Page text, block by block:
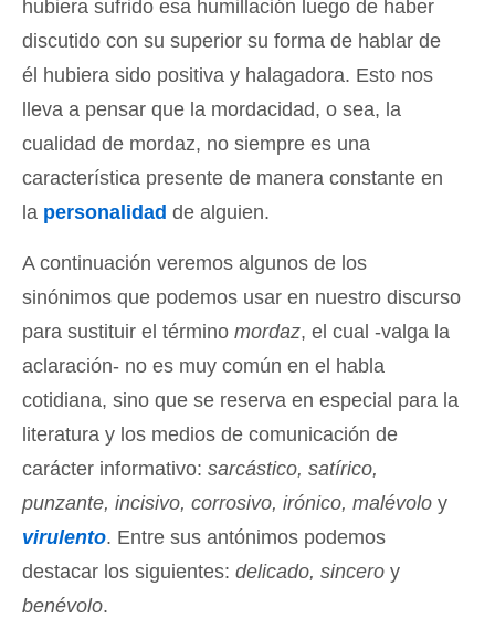
hubiera sufrido esa humillación luego de haber
discutido con su superior su forma de hablar de
él hubiera sido positiva y halagadora. Esto nos
lleva a pensar que la mordacidad, o sea, la
cualidad de mordaz, no siempre es una
característica presente de manera constante en
la personalidad de alguien.
A continuación veremos algunos de los
sinónimos que podemos usar en nuestro discurso
para sustituir el término mordaz, el cual -valga la
aclaración- no es muy común en el habla
cotidiana, sino que se reserva en especial para la
literatura y los medios de comunicación de
carácter informativo: sarcástico, satírico,
punzante, incisivo, corrosivo, irónico, malévolo y
virulento. Entre sus antónimos podemos
destacar los siguientes: delicado, sincero y
benévolo.